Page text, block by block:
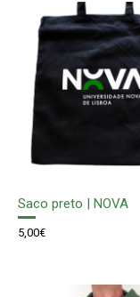
Saco preto | NOVA
5,00€